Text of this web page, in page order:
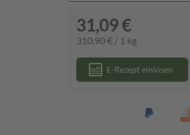
31,09 €
310,90 € / 1 kg
E-Rezept einlösen